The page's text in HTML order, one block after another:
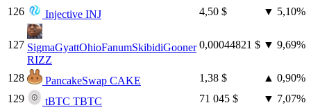
126
Injective INJ 4,50 $ ▼ 5,10%
127 SigmaGyattOhioFanumSkibidiGooner
RIZZ
0,00044821 $ ▼ 9,69%
128 PancakeSwap CAKE 1,38 $ ▲ 0,90%
129
tBTC TBTC 71 045 $ ▼ 7,07%